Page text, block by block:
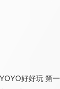
YOYO好好玩 第